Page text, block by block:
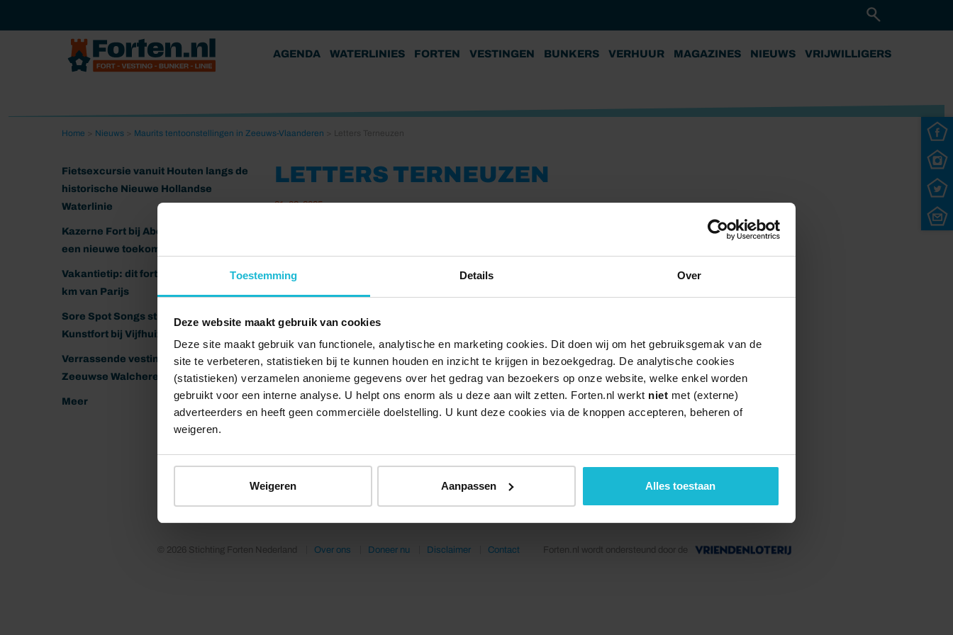
Toestemming Details Over
Deze website maakt gebruik van cookies
Deze site maakt gebruik van functionele, analytische en marketing cookies. Dit doen wij om het gebruiksgemak van de
site te verbeteren, statistieken bij te kunnen houden en inzicht te krijgen in bezoekgedrag. De analytische cookies
(statistieken) verzamelen anonieme gegevens over het gedrag van bezoekers op onze website, welke enkel worden
gebruikt voor een interne analyse. U helpt ons enorm als u deze aan wilt zetten. Forten.nl werkt niet met (externe)
adverteerders en heeft geen commerciële doelstelling. U kunt deze cookies via de knoppen accepteren, beheren of
weigeren.
Weigeren Aanpassen Alles toestaan
AGENDA WATERLINIES FORTEN VESTINGEN BUNKERS VERHUUR MAGAZINES NIEUWS VRIJWILLIGERS
Home Nieuws Maurits tentoonstellingen in Zeeuws-Vlaanderen
Fietsexcursie vanuit Houten langs de
historische Nieuwe Hollandse
Waterlinie
Kazerne Fort bij Abcoude klaar voor
een nieuwe toekomst
Vakantietip: dit fort ligt nog geen 20
km van Parijs
Sore Spot Songs strijkt neer op het
Kunstfort bij Vijfhuizen
Verrassende vestingen van het
Zeeuwse Walcheren
Meer
LETTERS TERNEUZEN
31-03-2025
© 2026 Stichting Forten Nederland Over ons Doneer nu Disclaimer Contact Forten.nl wordt ondersteund door de